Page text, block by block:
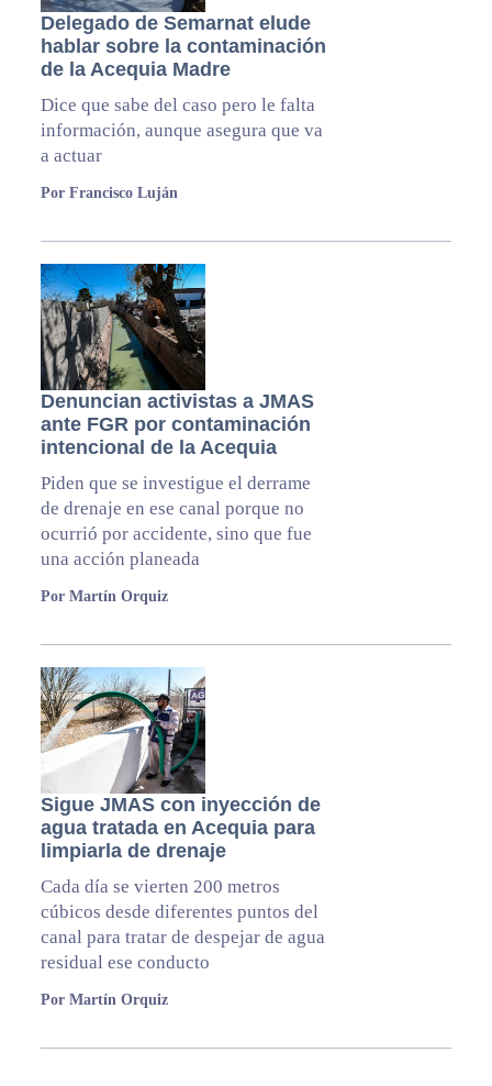
Delegado de Semarnat elude
hablar sobre la contaminación
de la Acequia Madre
Dice que sabe del caso pero le falta
información, aunque asegura que va
a actuar
Por Francisco Luján
Denuncian activistas a JMAS
ante FGR por contaminación
intencional de la Acequia
Piden que se investigue el derrame
de drenaje en ese canal porque no
ocurrió por accidente, sino que fue
una acción planeada
Por Martín Orquiz
Sigue JMAS con inyección de
agua tratada en Acequia para
limpiarla de drenaje
Cada día se vierten 200 metros
cúbicos desde diferentes puntos del
canal para tratar de despejar de agua
residual ese conducto
Por Martín Orquiz